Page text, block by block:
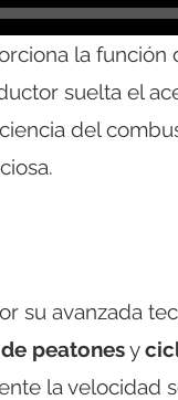
la función
suelta el
del
su avanzada
peatonesy
la velocidad